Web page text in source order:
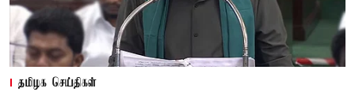
தமிழக செய்திகள்